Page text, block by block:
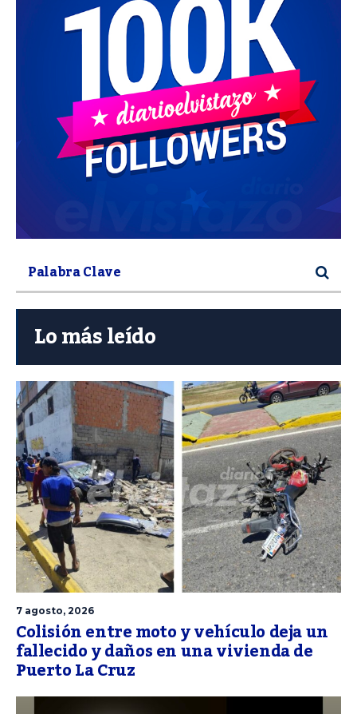
Lo más leído
7 agosto, 2026
Colisión entre moto y vehículo deja un
fallecido y daños en una vivienda de
Puerto La Cruz